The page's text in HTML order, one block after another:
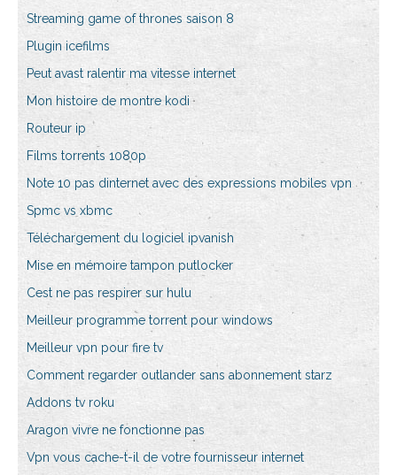
Streaming game of thrones saison 8
Plugin icefilms
Peut avast ralentir ma vitesse internet
Mon histoire de montre kodi
Routeur ip
Films torrents 1080p
Note 10 pas dinternet avec des expressions mobiles vpn
Spmc vs xbmc
Téléchargement du logiciel ipvanish
Mise en mémoire tampon putlocker
Cest ne pas respirer sur hulu
Meilleur programme torrent pour windows
Meilleur vpn pour fire tv
Comment regarder outlander sans abonnement starz
Addons tv roku
Aragon vivre ne fonctionne pas
Vpn vous cache-t-il de votre fournisseur internet